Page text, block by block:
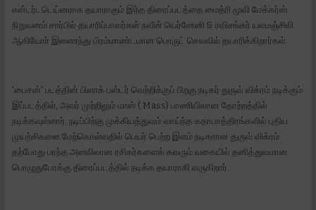
என்டர்டடெய்னராக தயாராகும் இந்த திரைப்படத்தை மைத்ரி மூவி மேக்கர்ஸ்
நிறுவனம் சார்பில் தயாரிப்பாளர்கள் நவீன் யெர்னேனி & ரவிசங்கர் யலமஞ்சிலி
ஆகியோர் இணைந்து பிரம்மாண்டமான பொருட் செலவில் தயாரிக்கிறார்கள்.
'பைசன்' படத்தின் பிளாக் பஸ்டர் வெற்றிக்குப் பிறகு நடிகர் துருவ் விக்ரம் நடிக்கும்
இப்படத்தில், அவர் முற்றிலும் மாஸ் ( Mass) பாணியிலான தோற்றத்தில்
நடிக்கவுள்ளார். நடிப்பிற்கு முக்கியத்துவம் வாய்ந்த கதாபாத்திரங்களில் புதிய
முயற்சிகளை மேற்கொள்வதில் பெயர் பெற்ற இளம் நடிகரான துருவ் விக்ரம்
தற்போது பரந்த அளவிலான ரசிகர்களைக் கவரும் வகையில் தனித்துவமான
பொழுதுபோக்கு திரைப்படத்தில் நடிக்க தயாராகி வருகிறார்.